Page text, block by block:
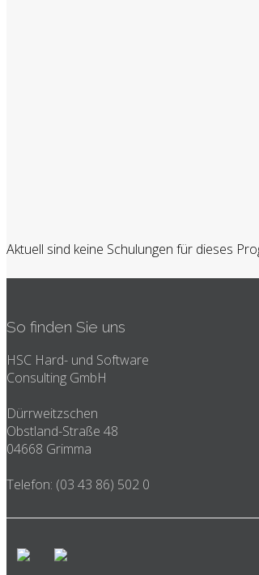
Aktuell sind keine Schulungen für dieses
So finden Sie uns
HSC Hard- und Software
Consulting GmbH
Dürrweitzschen
Obstland-Straße 48
04668 Grimma
Telefon: (03 43 86) 502 0